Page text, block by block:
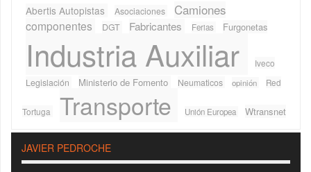
Abertis Autopistas Asociaciones Camiones
componentes DGT Fabricantes Ferias Furgonetas
Industria Auxiliar
Iveco
Legislación
Ministerio de Fomento Neumaticos opinión Red
Tortuga Transporte Unión Europea Wtransnet
JAVIER PEDROCHE